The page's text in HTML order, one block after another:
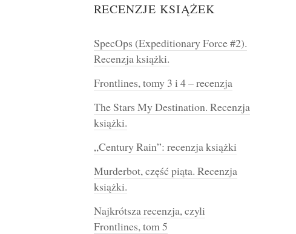
RECENZJE KSIĄŻEK
SpecOps (Expeditionary Force #2).
Recenzja książki.
Frontlines, tomy 3 i 4 – recenzja
The Stars My Destination. Recenzja
książki.
„Century Rain”: recenzja książki
Murderbot, część piąta. Recenzja
książki.
Najkrótsza recenzja, czyli
Frontlines, tom 5